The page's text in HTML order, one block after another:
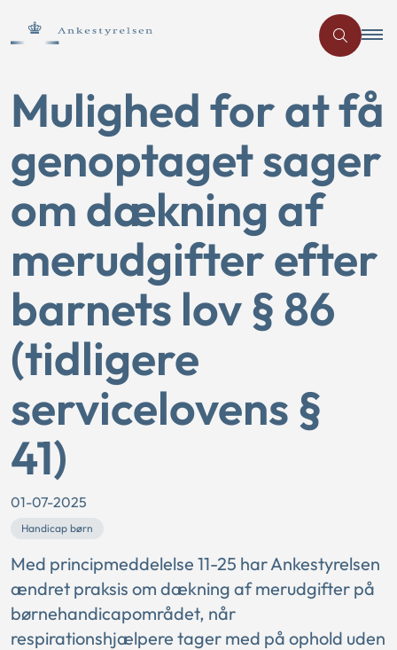
Mulighed for at få
genoptaget sager
om dækning af
merudgifter efter
barnets lov § 86
(tidligere
servicelovens §
41)
01-07-2025
Handicap børn
Med principmeddelelse 11-25 har Ankestyrelsen
ændret praksis om dækning af merudgifter på
børnehandicapområdet, når
respirationshjælpere tager med på ophold uden